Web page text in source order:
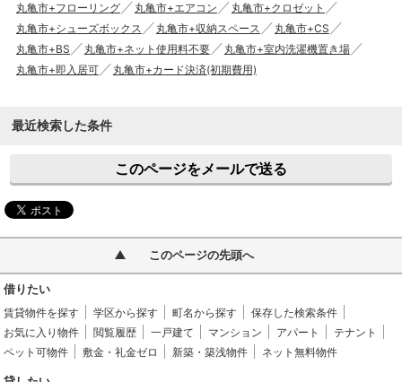
丸亀市+フローリング
丸亀市+エアコン
丸亀市+クロゼット
丸亀市+シューズボックス
丸亀市+収納スペース
丸亀市+CS
丸亀市+BS
丸亀市+ネット使用料不要
丸亀市+室内洗濯機置き場
丸亀市+即入居可
丸亀市+カード決済(初期費用)
最近検索した条件
このページをメールで送る
このページの先頭へ
借りたい
賃貸物件を探す 学区から探す 町名から探す
保存した検索条件
お気に入り物件
閲覧履歴 一戸建て マンション アパート
テナント
ペット可物件
敷金・礼金ゼロ 新築・築浅物件 ネット無料物件